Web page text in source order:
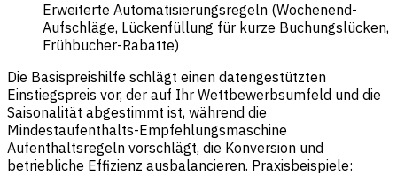
Erweiterte Automatisierungsregeln (Wochenend-
Aufschläge, Lückenfüllung für kurze Buchungslücken,
Frühbucher-Rabatte)
Die Basispreishilfe schlägt einen datengestützten
Einstiegspreis vor, der auf Ihr Wettbewerbsumfeld und die
Saisonalität abgestimmt ist, während die
Mindestaufenthalts-Empfehlungsmaschine
Aufenthaltsregeln vorschlägt, die Konversion und
betriebliche Effizienz ausbalancieren. Praxisbeispiele: